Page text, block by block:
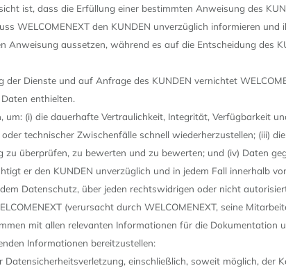
ist, dass die Erfüllung einer bestimmten Anweisung des
WELCOMENEXT den KUNDEN unverzüglich informieren
Anweisung aussetzen, während es auf die Entscheidung des
der Dienste und auf Anfrage des KUNDEN vernichtet
enthielten.
um: (i) die dauerhafte Vertraulichkeit, Integrität, Verfügbarkeit
technischer Zwischenfälle schnell wiederherzustellen; (iii)
zu überprüfen, zu bewerten und zu bewerten; und (iv) Daten
er den KUNDEN unverzüglich und in jedem Fall innerhalb
Datenschutz, über jeden rechtswidrigen oder nicht
(verursacht durch WELCOMENEXT, seine
mit allen relevanten Informationen für die
Informationen bereitzustellen:
Datensicherheitsverletzung, einschließlich, soweit möglich,